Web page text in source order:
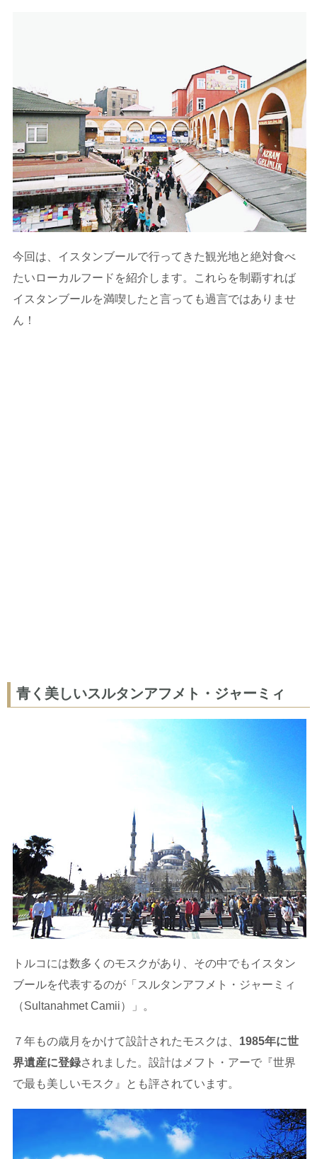
今回は、イスタンブールで行ってきた観光地と絶対食べ
たいローカルフードを紹介します。これらを制覇すれば
イスタンブールを満喫したと言っても過言ではありませ
ん！
青く美しいスルタンアフメト・ジャーミィ
トルコには数多くのモスクがあり、その中でもイスタン
ブールを代表するのが「スルタンアフメト・ジャーミィ
（Sultanahmet Camii）」。
７年もの歳月をかけて設計されたモスクは、 1985年に世
界遺産に登録されました。設計はメフト・アーで『世界
で最も美しいモスク』とも評されています。